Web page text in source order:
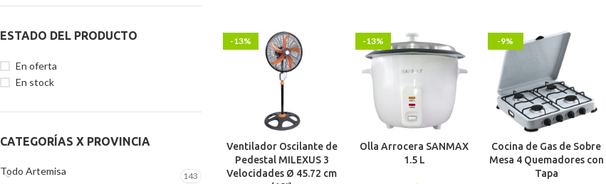
ESTADO DEL PRODUCTO
En oferta
En stock
CATEGORÍAS X PROVINCIA
Todo Artemisa 143
-13%
Ventilador Oscilante de
Pedestal MILEXUS 3
Velocidades Ø 45.72 cm
-13%
Olla Arrocera SANMAX
1.5 L
-9%
Cocina de Gas de Sobre
Mesa 4 Quemadores con
Tapa